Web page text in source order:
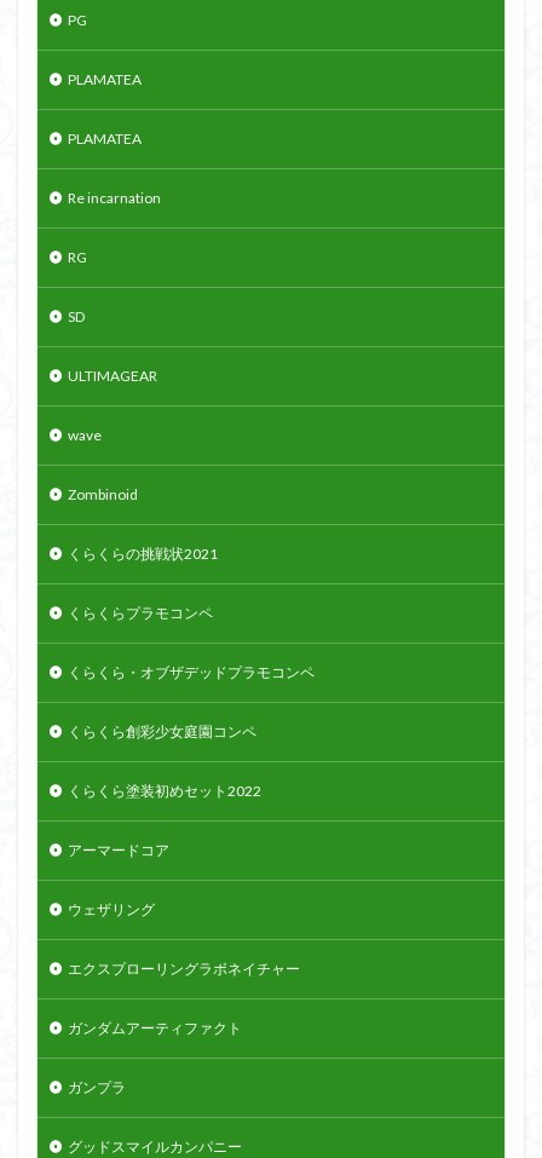
PG
PLAMATEA
PLAMATEA
Re incarnation
RG
SD
ULTIMAGEAR
wave
Zombinoid
くらくらの挑戦状2021
くらくらプラモコンペ
くらくら・オブザデッドプラモコンペ
くらくら創彩少女庭園コンペ
くらくら塗装初めセット2022
アーマードコア
ウェザリング
エクスプローリングラボネイチャー
ガンダムアーティファクト
ガンプラ
グッドスマイルカンパニー